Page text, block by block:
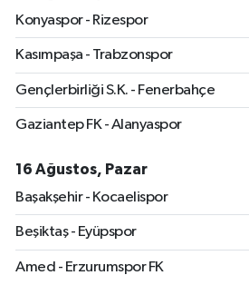
Konyaspor - Rizespor
Kasımpaşa - Trabzonspor
Gençlerbirliği S.K. - Fenerbahçe
Gaziantep FK - Alanyaspor
16 Ağustos, Pazar
Başakşehir - Kocaelispor
Beşiktaş - Eyüpspor
Amed - Erzurumspor FK